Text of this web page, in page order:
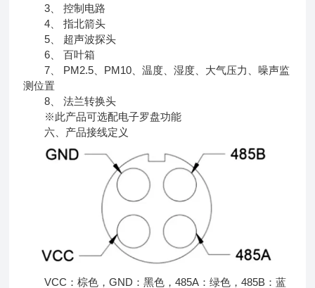
3、控制电路
4、指北箭头
5、 超声波探头
6、百叶箱
7、 PM2.5、PM10、温度、湿度、大气压力、噪声监
测位置
8、法兰转换头
※此产品可选配电子罗盘功能
六、产品接线定义
VCC：棕色，GND：黑色，485A：绿色，485B：蓝